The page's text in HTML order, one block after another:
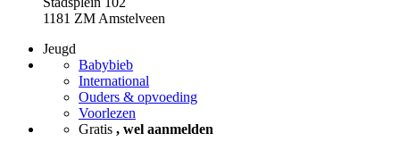
1181 ZM Amstelveen
Jeugd
Babybieb
International
Ouders & opvoeding
Voorlezen
Gratis , wel aanmelden